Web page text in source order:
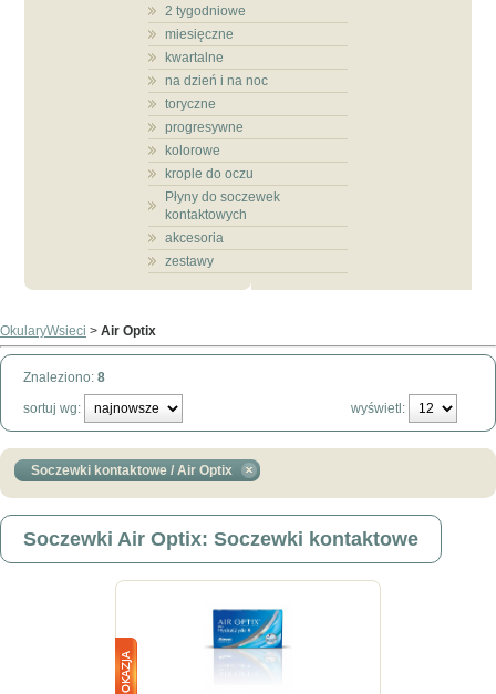
2 tygodniowe
miesięczne
kwartalne
na dzień i na noc
toryczne
progresywne
kolorowe
krople do oczu
Płyny do soczewek
kontaktowych
akcesoria
zestawy
OkularyWsieci > Air Optix
Znaleziono: 8
sortuj wg:
wyświetl:
Soczewki kontaktowe / Air Optix
Soczewki Air Optix: Soczewki kontaktowe